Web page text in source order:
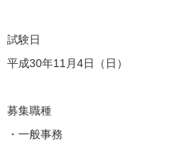
試験日
平成30年11月4日（日）
募集職種
・一般事務